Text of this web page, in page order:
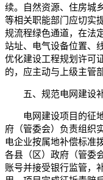
续。自然资源、住房城
等相关职能部门应切实
规流程绿色通道，在法
站址、电气设备位置、
优化建设工程规划许可
的，应主动与上级主管
五、规范电网建设
电网建设项目的征
府（管委会）负责组织
电企业按属地补偿标准
各县（区）政府（管委
账号并接受银行监管，